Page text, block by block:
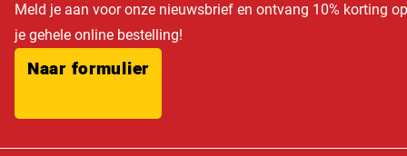
Meld je aan voor onze nieuwsbrief en ontvang 10% korting op
je gehele online bestelling!
Naar formulier